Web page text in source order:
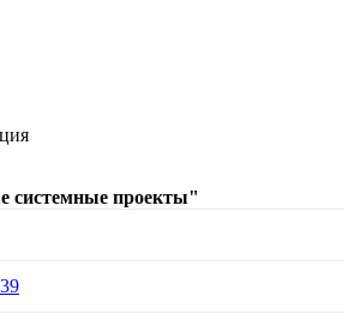
системные проекты"